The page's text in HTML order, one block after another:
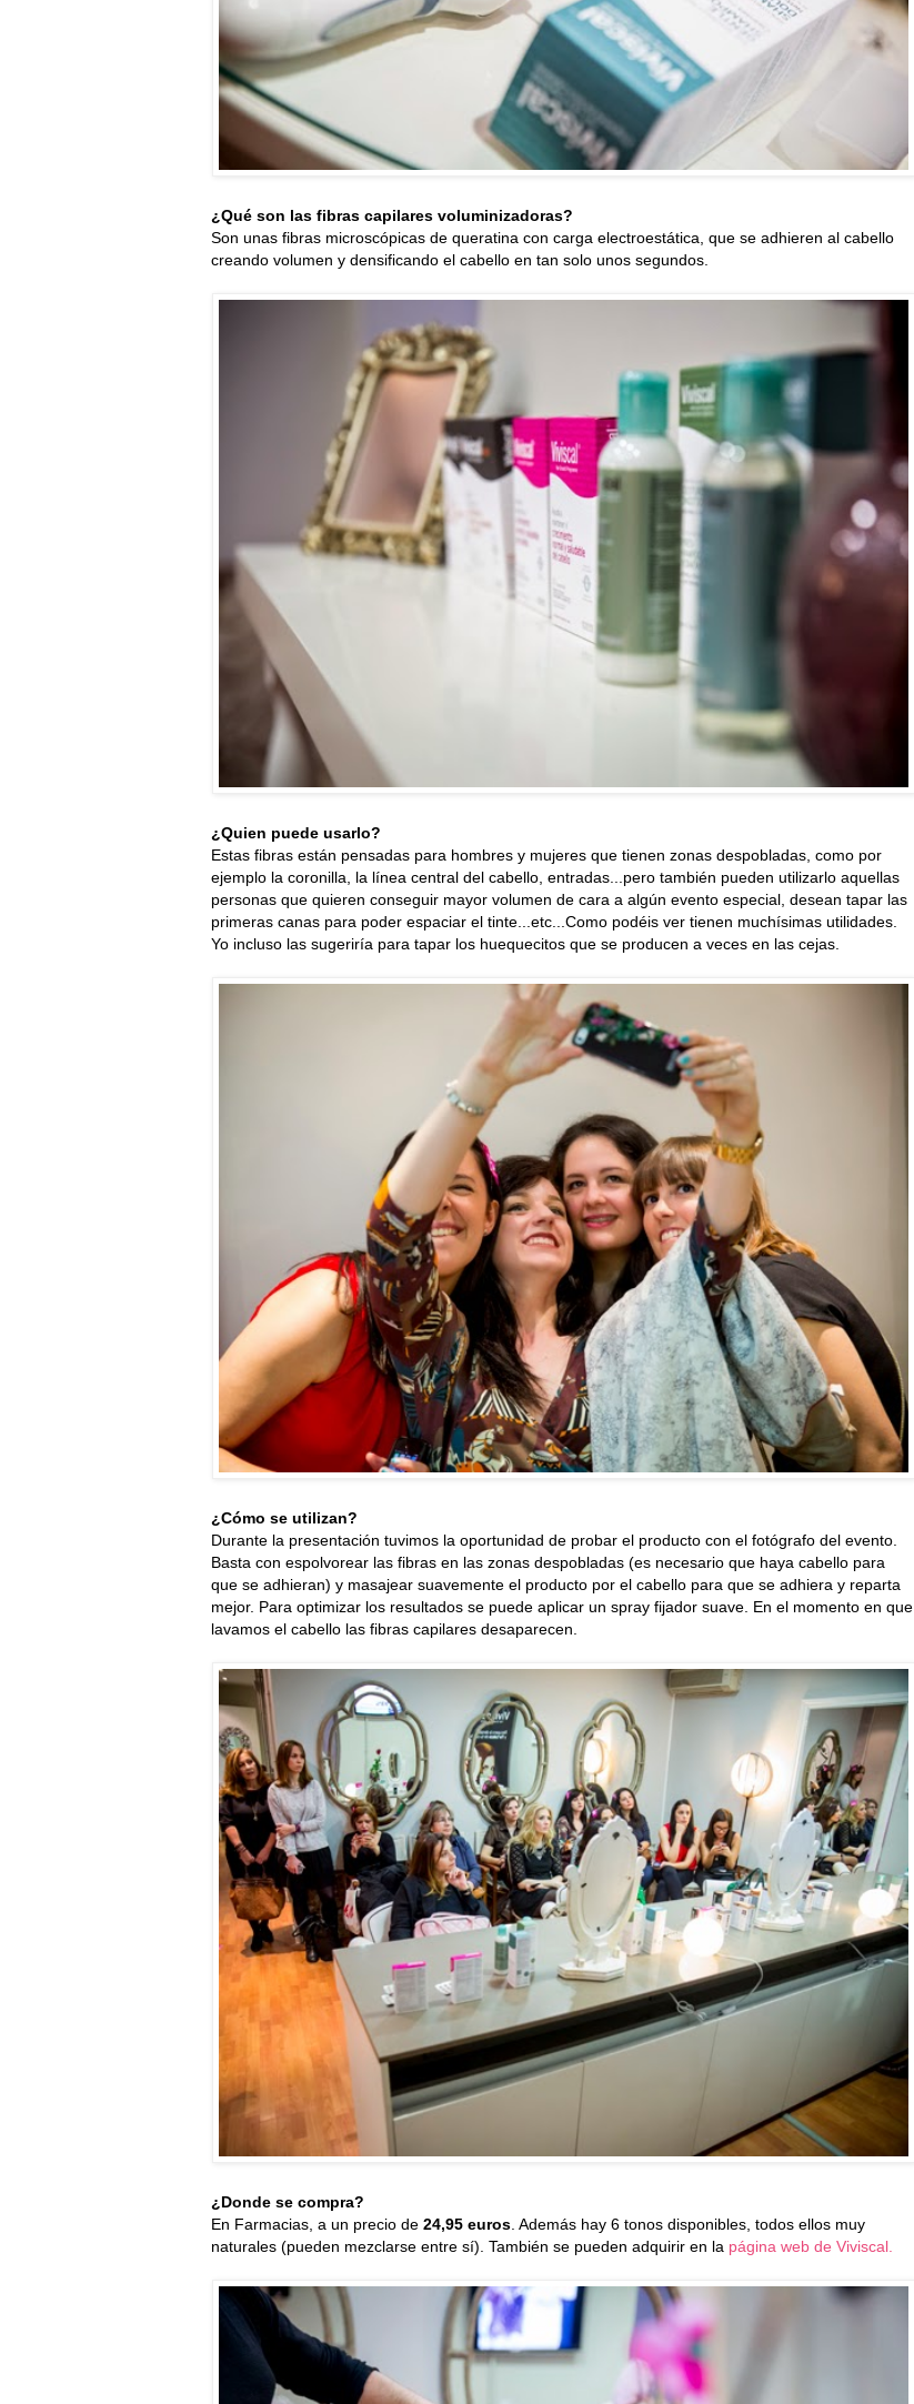
¿Qué son las fibras capilares voluminizadoras?
Son unas fibras microscópicas de queratina con carga electroestática, que se adhieren al cabello
creando volumen y densificando el cabello en tan solo unos segundos.
¿Quien puede usarlo?
Estas fibras están pensadas para hombres y mujeres que tienen zonas despobladas, como por
ejemplo la coronilla, la línea central del cabello, entradas...pero también pueden utilizarlo aquellas
personas que quieren conseguir mayor volumen de cara a algún evento especial, desean tapar las
primeras canas para poder espaciar el tinte...etc...Como podéis ver tienen muchísimas utilidades.
Yo incluso las sugeriría para tapar los huequecitos que se producen a veces en las cejas.
¿Cómo se utilizan?
Durante la presentación tuvimos la oportunidad de probar el producto con el fotógrafo del evento.
Basta con espolvorear las fibras en las zonas despobladas (es necesario que haya cabello para
que se adhieran) y masajear suavemente el producto por el cabello para que se adhiera y reparta
mejor. Para optimizar los resultados se puede aplicar un spray fijador suave. En el momento en que
lavamos el cabello las fibras capilares desaparecen.
¿Donde se compra?
En Farmacias, a un precio de 24,95 euros . Además hay 6 tonos disponibles, todos ellos muy
naturales (pueden mezclarse entre sí). También se pueden adquirir en la página web de Viviscal.